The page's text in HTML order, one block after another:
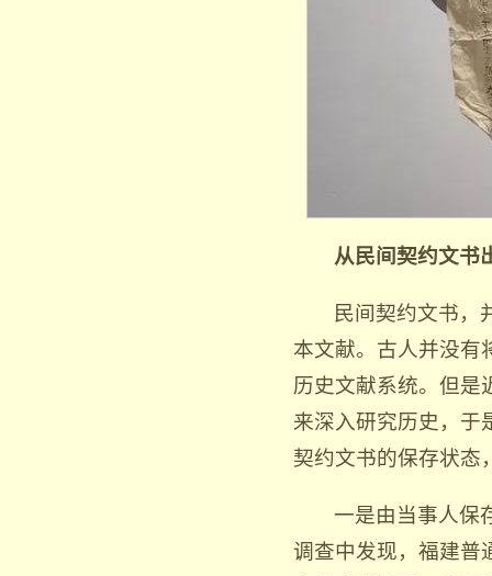
从民间契约文书
民间契约文书，
本文献。古人并没有
历史文献系统。但是
来深入研究历史，于
契约文书的保存状态
一是由当事人保
调查中发现，福建普